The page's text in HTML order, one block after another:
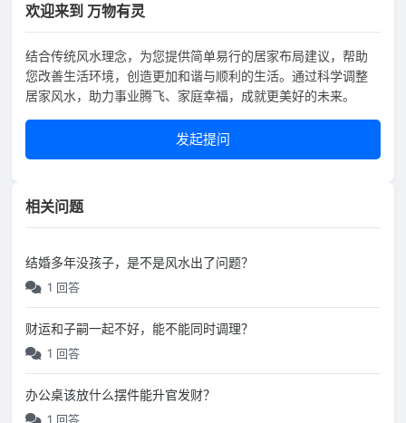
欢迎来到 万物有灵
结合传统风水理念，为您提供简单易行的居家布局建议，帮助
您改善生活环境，创造更加和谐与顺利的生活。通过科学调整
居家风水，助力事业腾飞、家庭幸福，成就更美好的未来。
发起提问
相关问题
结婚多年没孩子，是不是风水出了问题？
1 回答
财运和子嗣一起不好，能不能同时调理？
1 回答
办公桌该放什么摆件能升官发财？
1 回答